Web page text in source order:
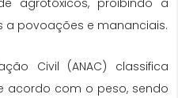
a povoações e mananciais.
Civil (ANAC) classifica
acordo com o peso, sendo